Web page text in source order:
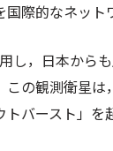
際的なネット
し，日本から
の観測衛星
バースト」